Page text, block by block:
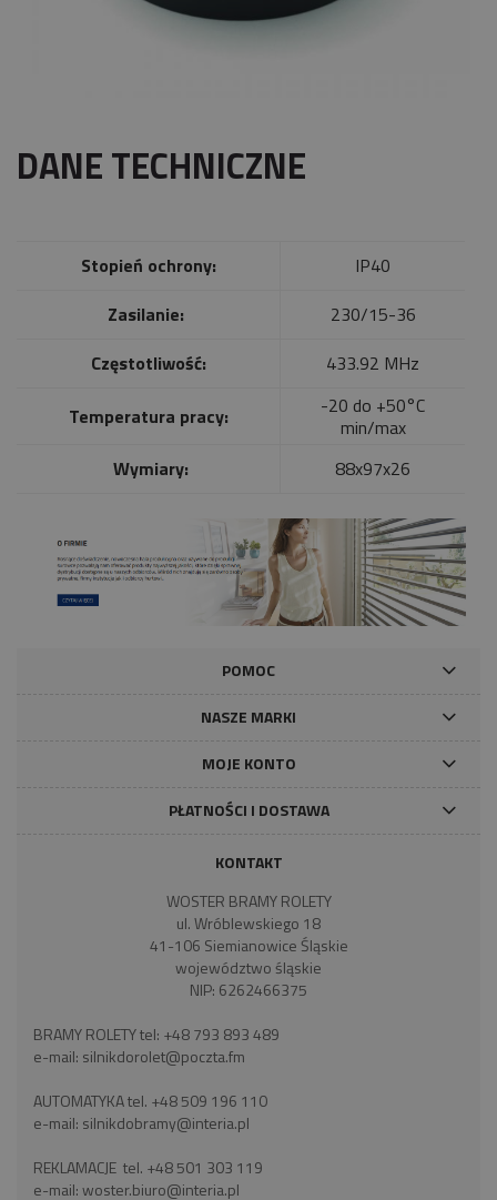
DANE TECHNICZNE
Stopień ochrony:
IP40
Zasilanie:
230/15-36
Częstotliwość:
433.92 MHz
Temperatura pracy:
-20 do +50°C
min/max
Wymiary:
88x97x26
POMOC
NASZE MARKI
MOJE KONTO
PŁATNOŚCI I DOSTAWA
KONTAKT
WOSTER BRAMY ROLETY
ul. Wróblewskiego 18
41-106 Siemianowice Śląskie
województwo śląskie
NIP: 6262466375
BRAMY ROLETY tel: +48 793 893 489
e-mail: silnikdorolet@poczta.fm
AUTOMATYKA tel. +48 509 196 110
e-mail: silnikdobramy@interia.pl
REKLAMACJE tel. +48 501 303 119
e-mail:woster.biuro@interia.pl